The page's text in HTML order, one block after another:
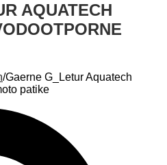
AQUATECH
/Gaerne G_Letur Aquatech
patike